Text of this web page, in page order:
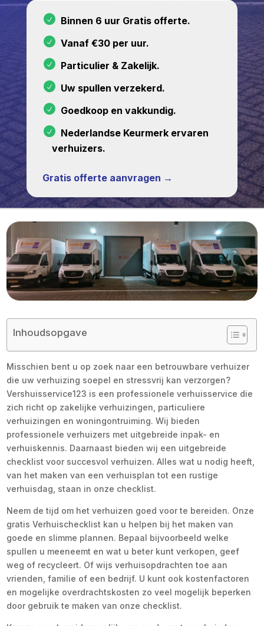
Binnen 6 uur Gratis offerte.
Vanaf €30 per uur.
Particulier & Zakelijk.
Uw spullen verzekerd.
Goedkoop en vakkundig.
Nederlandse Keurmerk ervaren
verhuizers.
Gratis offerte aanvragen →
Inhoudsopgave
Misschien bent u op zoek naar een betrouwbare verhuizer
die uw verhuizing soepel en stressvrij kan verzorgen?
Vershuisservice123 is een professionele verhuisservice die
zich richt op zakelijke verhuizingen, particuliere
verhuizingen en woningontruiming. Wij bieden
professionele verhuizers met uitgebreide inpak- en
verhuiskennis. Daarnaast bieden wij een uitgebreide
checklist voor succesvol verhuizen. Alles wat u nodig heeft,
van het maken van een verhuisplan tot een rustige
verhuisdag, staan in onze checklist.
Neem de tijd om het verhuizen goed voor te bereiden. Onze
gratis Verhuischecklist kan u helpen bij het maken van
goede en slimme plannen. Bepaal bijvoorbeeld welke
spullen u meeneemt en wat u beter kunt verkopen, geef
weg of recycleert. Of wijs verhuisopdrachten toe aan
vrienden, familie of een bedrijf. U kunt ook kostenfactoren
en mogelijke overdrachtskosten zo veel mogelijk beperken
door gebruik te maken van onze checklist.